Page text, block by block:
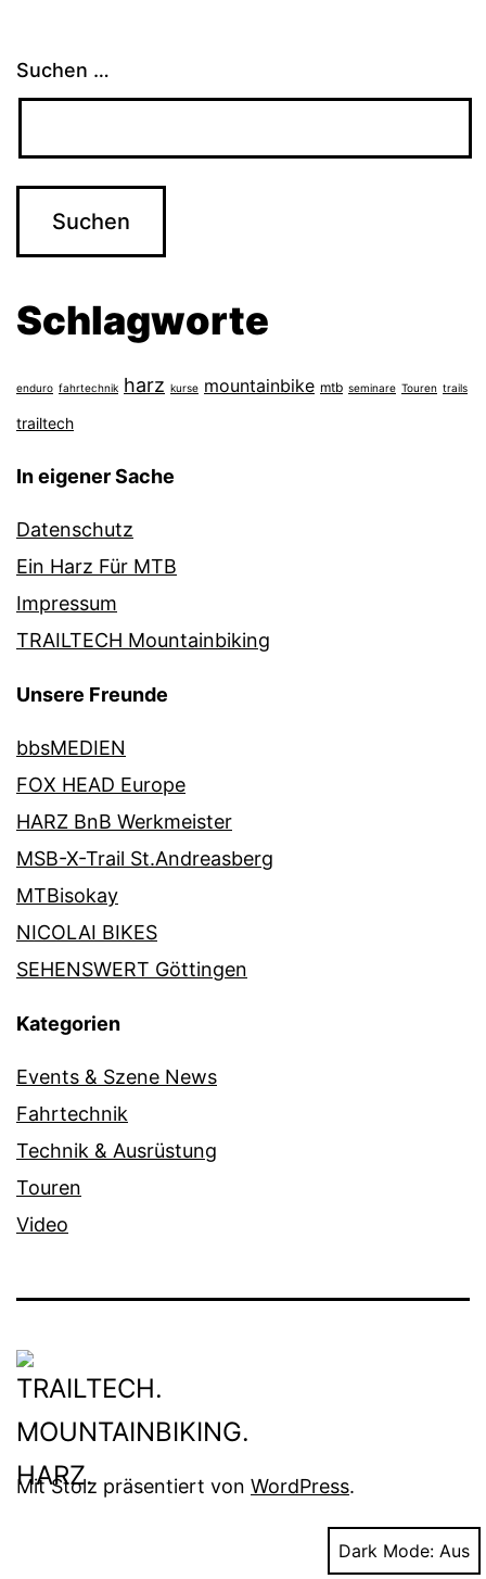
Suchen …
Schlagworte
enduro fahrtechnik harz kurse mountainbike mtb seminare Touren trails
trailtech
In eigener Sache
Datenschutz
Ein Harz Für MTB
Impressum
TRAILTECH Mountainbiking
Unsere Freunde
bbsMEDIEN
FOX HEAD Europe
HARZ BnB Werkmeister
MSB-X-Trail St.Andreasberg
MTBisokay
NICOLAI BIKES
SEHENSWERT Göttingen
Kategorien
Events & Szene News
Fahrtechnik
Technik & Ausrüstung
Touren
Video
Mit Stolz präsentiert von WordPress.
Dark Mode: